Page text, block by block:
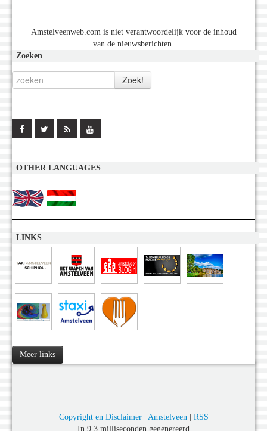
Amstelveenweb.com is niet verantwoordelijk voor de inhoud
van de nieuwsberichten.
Zoeken
OTHER LANGUAGES
LINKS
Meer links
Copyright en Disclaimer| Amstelveen| RSS
In 9,3 milliseconden gegenereerd